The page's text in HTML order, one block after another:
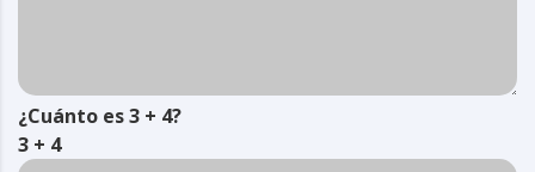
¿Cuánto es 3 + 4?
3 + 4